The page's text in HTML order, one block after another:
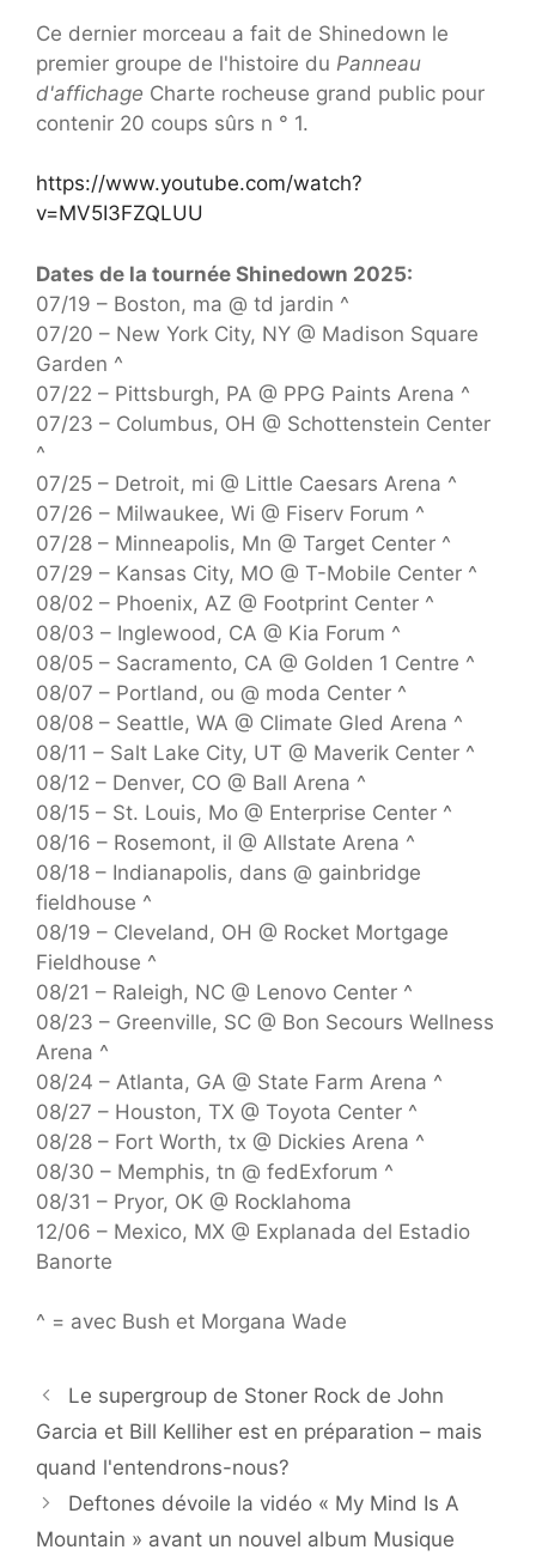
Ce dernier morceau a fait de Shinedown le
premier groupe de l'histoire du Panneau
d'affichage Charte rocheuse grand public pour
contenir 20 coups sûrs n ° 1.
https://www.youtube.com/watch?
v=MV5I3FZQLUU
Dates de la tournée Shinedown 2025:
07/19 – Boston, ma @ td jardin ^
07/20 – New York City, NY @ Madison Square
Garden ^
07/22 – Pittsburgh, PA @ PPG Paints Arena ^
07/23 – Columbus, OH @ Schottenstein Center
^
07/25 – Detroit, mi @ Little Caesars Arena ^
07/26 – Milwaukee, Wi @ Fiserv Forum ^
07/28 – Minneapolis, Mn @ Target Center ^
07/29 – Kansas City, MO @ T-Mobile Center ^
08/02 – Phoenix, AZ @ Footprint Center ^
08/03 – Inglewood, CA @ Kia Forum ^
08/05 – Sacramento, CA @ Golden 1 Centre ^
08/07 – Portland, ou @ moda Center ^
08/08 – Seattle, WA @ Climate Gled Arena ^
08/11 – Salt Lake City, UT @ Maverik Center ^
08/12 – Denver, CO @ Ball Arena ^
08/15 – St. Louis, Mo @ Enterprise Center ^
08/16 – Rosemont, il @ Allstate Arena ^
08/18 – Indianapolis, dans @ gainbridge
fieldhouse ^
08/19 – Cleveland, OH @ Rocket Mortgage
Fieldhouse ^
08/21 – Raleigh, NC @ Lenovo Center ^
08/23 – Greenville, SC @ Bon Secours Wellness
Arena ^
08/24 – Atlanta, GA @ State Farm Arena ^
08/27 – Houston, TX @ Toyota Center ^
08/28 – Fort Worth, tx @ Dickies Arena ^
08/30 – Memphis, tn @ fedExforum ^
08/31 – Pryor, OK @ Rocklahoma
12/06 – Mexico, MX @ Explanada del Estadio
Banorte
^ = avec Bush et Morgana Wade
Le supergroup de Stoner Rock de John
Garcia et Bill Kelliher est en préparation – mais
quand l'entendrons-nous?
Deftones dévoile la vidéo « My Mind Is A
Mountain » avant un nouvel album Musique